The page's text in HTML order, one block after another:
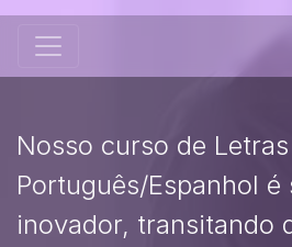
Nosso curso de
Português/Espanhol é
inovador, transitando